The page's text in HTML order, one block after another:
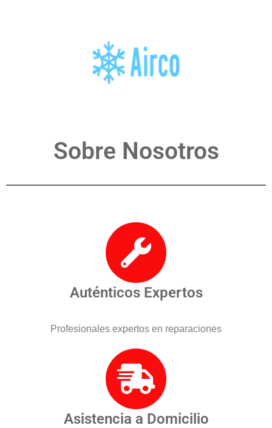
Sobre Nosotros
Auténticos Expertos
Profesionales expertos en reparaciones
Asistencia a Domicilio